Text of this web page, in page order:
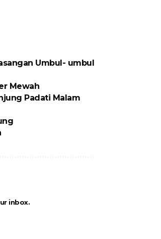
Umbul- umbul
Mewah
Padati Malam
inbox.